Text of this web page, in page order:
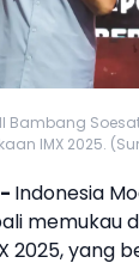
Bambang
IMX 2025.
Indonesia
memukau
2025, yang